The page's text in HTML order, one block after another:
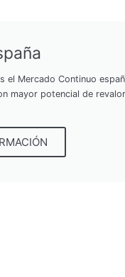
el Mercado Continuo
mayor potencial de